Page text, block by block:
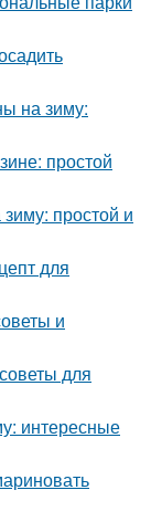
на зиму:
простой
простой и
для
и
для
интересные